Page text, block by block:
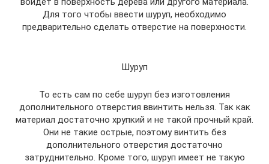
Для того чтобы ввести шуруп, необходимо
предварительно сделать отверстие на поверхности.
Шуруп
То есть сам по себе шуруп без изготовления
дополнительного отверстия ввинтить нельзя. Так как
материал достаточно хрупкий и не такой прочный край.
Они не такие острые, поэтому винтить без
дополнительного отверстия достаточно
затруднительно. Кроме того, шуруп имеет не такую